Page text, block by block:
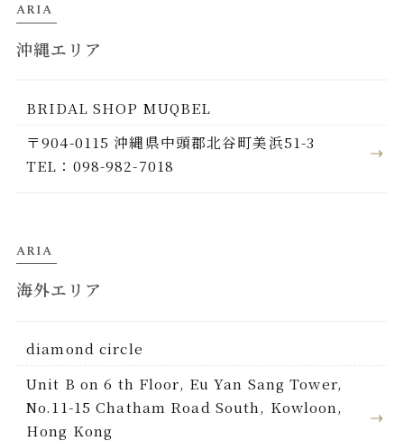
ARIA
沖縄エリア
BRIDAL SHOP MUQBEL
〒904-0115 沖縄県中頭郡北谷町美浜51-3
TEL：098-982-7018
ARIA
海外エリア
diamond circle
Unit B on 6 th Floor, Eu Yan Sang Tower,
No.11-15 Chatham Road South, Kowloon,
Hong Kong